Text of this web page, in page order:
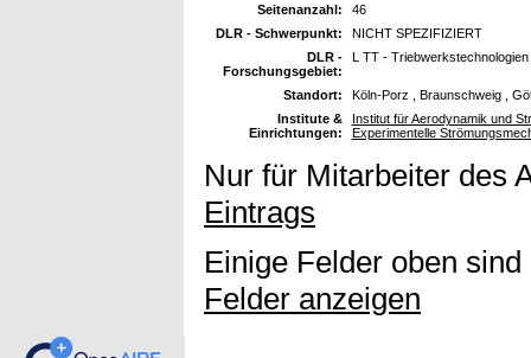
Seitenanzahl:
46
DLR - Schwerpunkt:
NICHT SPEZIFIZIERT
DLR -
Forschungsgebiet:
L TT - Triebwerkstechnologien
Standort:
Köln-Porz , Braunschweig ,
Institute &
Einrichtungen:
Institut für Aerodynamik und
Experimentelle
Nur für Mitarbeiter des
Eintrags
Einige Felder oben
Felder anzeigen